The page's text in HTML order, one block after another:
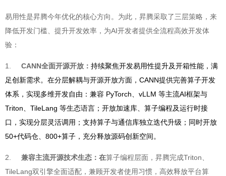
易用性是昇腾今年优化的核心方向。为此，昇腾采取了三层策略，来
降低开发门槛、提升开发效率，为AI开发者提供全流程高效开发体
验：
1. CANN全面开源开放： 持续聚焦开发易用性提升及开箱性能，满
足创新需求。在分层解耦与开源开放方面，CANN提供完善算子开发
体系，实现多维开发自由：兼容 PyTorch、vLLM 等主流AI框架与
Triton、TileLang 等生态语言；开放加速库、算子编程及运行时接
口，实现分层灵活调用；支持算子与通信库独立迭代升级；同时开放
50+代码仓、800+算子，充分释放源码创新空间。
2. 兼容主流开源技术生态：在算子编程层面，昇腾完成Triton、
TileLang双引擎全面适配，兼顾开发者使用习惯，高效释放平台算